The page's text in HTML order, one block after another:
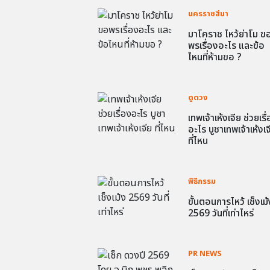
นครราชสีมา
มาโคราช ไหว้ย่าโม ข
พรเรื่องอะไร และข้อ
ไหนที่ห้ามขอ ?
ดูดวง
เทพเจ้าเห้งเจีย ช่วยเ
อะไร บูชาเทพเจ้าเห้งเ
ที่ไหน
พิธีกรรม
ขั้นตอนการไหว้ เช็งเ
2569 วันที่เท่าไหร่
PR NEWS